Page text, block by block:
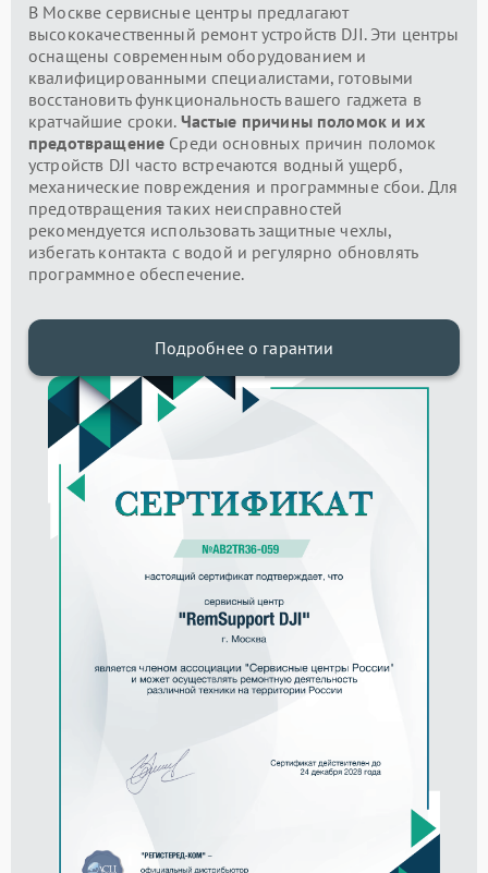
В Москве сервисные центры предлагают
высококачественный ремонт устройств DJI. Эти центры
оснащены современным оборудованием и
квалифицированными специалистами, готовыми
восстановить функциональность вашего гаджета в
кратчайшие сроки. Частые причины поломок и их
предотвращение Среди основных причин поломок
устройств DJI часто встречаются водный ущерб,
механические повреждения и программные сбои. Для
предотвращения таких неисправностей
рекомендуется использовать защитные чехлы,
избегать контакта с водой и регулярно обновлять
программное обеспечение.
Подробнее о гарантии